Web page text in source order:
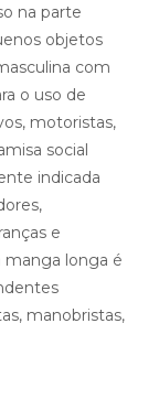
na parte
objetos
com
o uso de
motoristas,
social
indicada
e
manga longa é
manobristas,